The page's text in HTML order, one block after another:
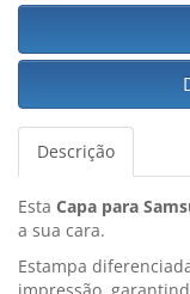
Descrição
Esta Capa para
a sua cara.
Estampa